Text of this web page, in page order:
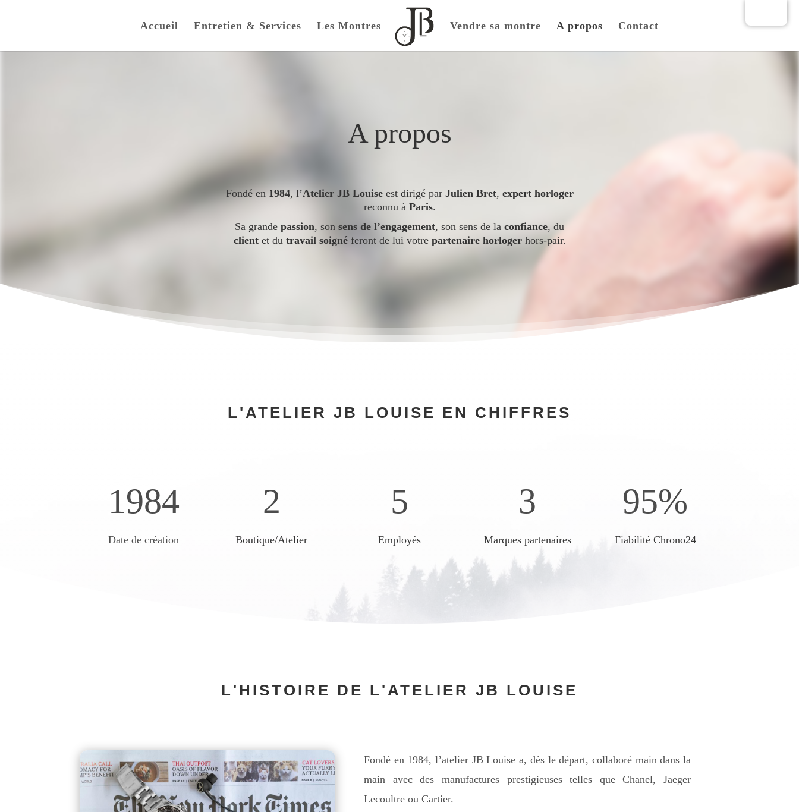
Accueil Entretien & Services Les Montres Vendre sa montre A propos Contact
A propos
Fondé en 1984, l’Atelier JB Louiseest dirigé par Julien Bret, expert horloger
reconnu à Paris.
Sa grande passion, son sens de l’engagement, son sens de la confiance, du
clientet du travail soignéferont de lui votre partenaire horlogerhors-pair.
L'ATELIER JB LOUISE EN CHIFFRES
1984
Date de création
2
Boutique/Atelier
5
Employés
3
Marques partenaires
95%
Fiabilité Chrono24
L'HISTOIRE DE L'ATELIER JB LOUISE
Fondé en 1984, l’atelier JB Louise a, dès le départ, collaboré main dans la
main avec des manufactures prestigieuses telles que Chanel, Jaeger
Lecoultre ou Cartier.